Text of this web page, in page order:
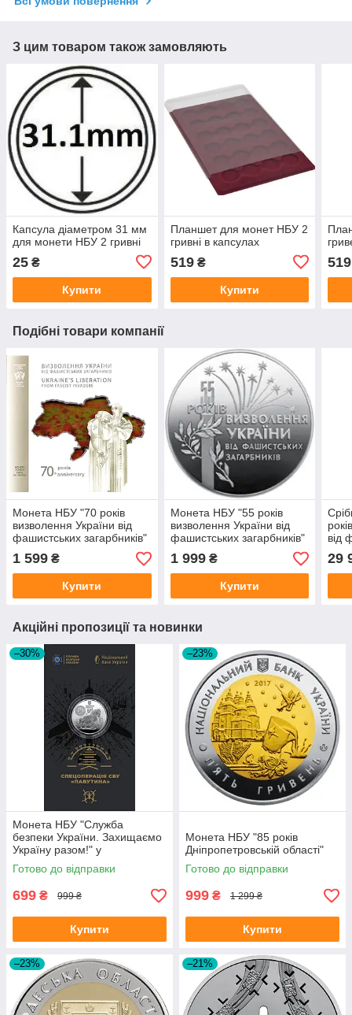
З цим товаром також замовляють
Капсула діаметром 31 мм
для монети НБУ 2 гривні
25 ₴
Купити
Планшет для монет НБУ 2
гривні в капсулах
519₴
Купити
519
Подібні товари компанії
Монета НБУ "70 років
визволення України від
фашистських загарбників"
в буклеті
1 599 ₴
Купити
Монета НБУ "55 років
визволення України від
фашистських загарбників"
1 999₴
Купити
від
29
Акційні пропозиції та новинки
–30%
Монета НБУ "Служба
безпеки України. Захищаємо
Україну разом!" у
сувенірному пакованні
Готово до відправки
699 ₴ 999 ₴
Купити
–23%
Монета НБУ "85 років
Дніпропетровській області"
Готово до відправки
999 ₴ 1 299 ₴
Купити
–23% –21%